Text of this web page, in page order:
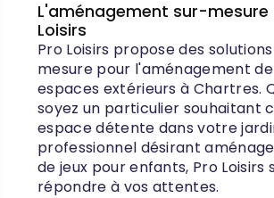
L'aménagement sur-mesure
Loisirs
Pro Loisirs propose des
mesure pour l'aménagement
espaces extérieurs à Chartres.
soyez un particulier souhaitant
espace détente dans votre
professionnel désirant
de jeux pour enfants, Pro Loisirs
répondre à vos attentes.